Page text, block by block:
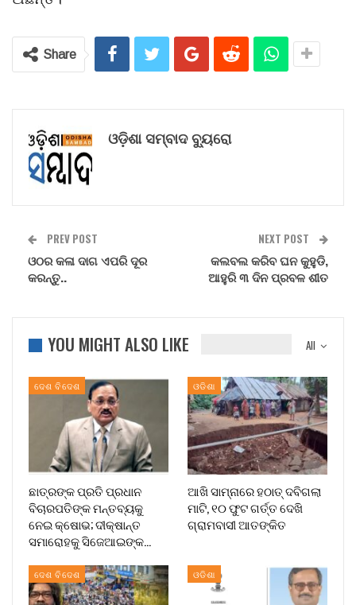
Share
ଓଡ଼ିଶା ସମ୍ବାଦ ବ୍ୟୁରୋ
PREV POST
ଓଠର କଳା ଦାଗ ଏପରି ଦୂର
କରନ୍ତୁ..
NEXT POST
କଲବଲ କରିବ ଘନ କୁହୁଡି,
ଆହୁରି ୩ ଦିନ ପ୍ରବଳ ଶୀତ
All
YOU MIGHT ALSO LIKE
ଦେଶ ବିଦେଶ
ଛାତ୍ରଙ୍କ ପ୍ରତି ପ୍ରଧାନ
ବିଚାରପତିଙ୍କ ମନ୍ତବ୍ୟକୁ
ନେଇ କ୍ଷୋଭ; ଦୀକ୍ଷାନ୍ତ
ସମାରୋହକୁ ସିଜେଆଇଙ୍କ…
ଓଡିଶା
ଆଖି ସାମ୍ନାରେ ହଠାତ୍‌ ଦବିଗଲା
ମାଟି, ୧୦ ଫୁଟ ଗର୍ତ୍ତ ଦେଖି
ଗ୍ରାମବାସୀ ଆତଙ୍କିତ
ଦେଶ ବିଦେଶ ଓଡିଶା